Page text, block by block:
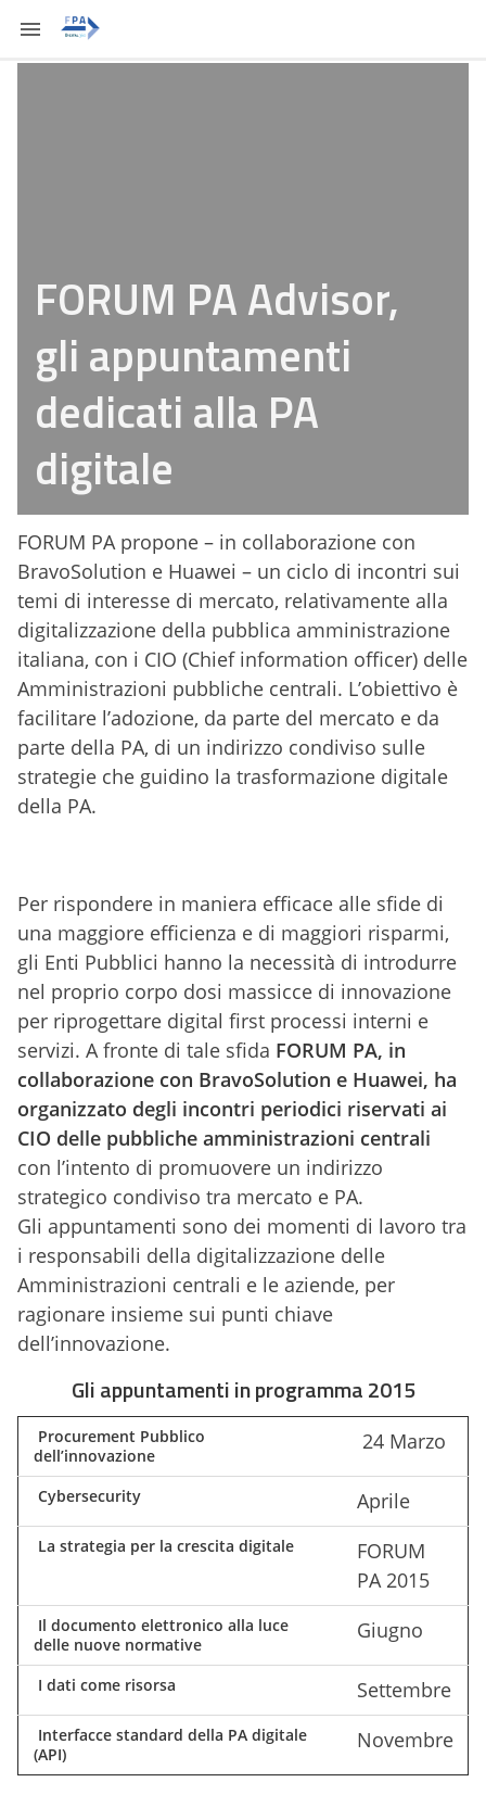
FORUM PA Advisor,
gli appuntamenti
dedicati alla PA
digitale
FORUM PA propone – in collaborazione con
BravoSolution e Huawei – un ciclo di incontri sui
temi di interesse di mercato, relativamente alla
digitalizzazione della pubblica amministrazione
italiana, con i CIO (Chief information officer) delle
Amministrazioni pubbliche centrali. L’obiettivo è
facilitare l’adozione, da parte del mercato e da
parte della PA, di un indirizzo condiviso sulle
strategie che guidino la trasformazione digitale
della PA.
Per rispondere in maniera efficace alle sfide di
una maggiore efficienza e di maggiori risparmi,
gli Enti Pubblici hanno la necessità di introdurre
nel proprio corpo dosi massicce di innovazione
per riprogettare digital first processi interni e
servizi. A fronte di tale sfida FORUM PA, in
collaborazione con BravoSolution e Huawei, ha
organizzato degli incontri periodici riservati ai
CIO delle pubbliche amministrazioni centrali
con l’intento di promuovere un indirizzo
strategico condiviso tra mercato e PA.
Gli appuntamenti sono dei momenti di lavoro tra
i responsabili della digitalizzazione delle
Amministrazioni centrali e le aziende, per
ragionare insieme sui punti chiave
dell’innovazione.
Gli appuntamenti in programma 2015
Procurement Pubblico
dell’innovazione
24 Marzo
Cybersecurity Aprile
La strategia per la crescita digitale
FORUM
PA 2015
Il documento elettronico alla luce
delle nuove normative
Giugno
I dati come risorsa Settembre
Interfacce standard della PA digitale
(API)
Novembre